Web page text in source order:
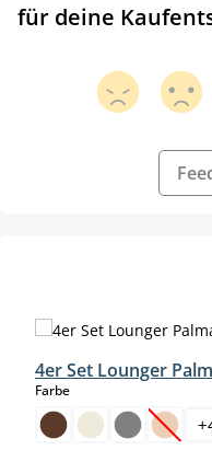
für deine
4er Set Lounger
Farbeauswählen
(Diese
+